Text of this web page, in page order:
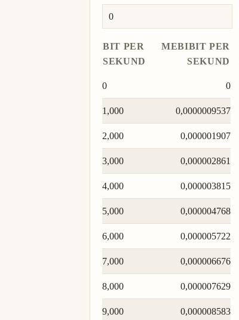
BIT PER
SEKUND
MEBIBIT PER
SEKUND
0 0
1,000 0,0000009537
2,000 0,000001907
3,000 0,000002861
4,000 0,000003815
5,000 0,000004768
6,000 0,000005722
7,000 0,000006676
8,000 0,000007629
9,000 0,000008583